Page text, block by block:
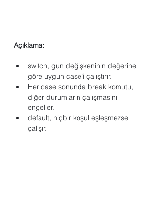
Açıklama:
switch, gun değişkeninin değerine
göre uygun case’i çalıştırır.
Her case sonunda break komutu,
diğer durumların çalışmasını
engeller.
default, hiçbir koşul eşleşmezse
çalışır.